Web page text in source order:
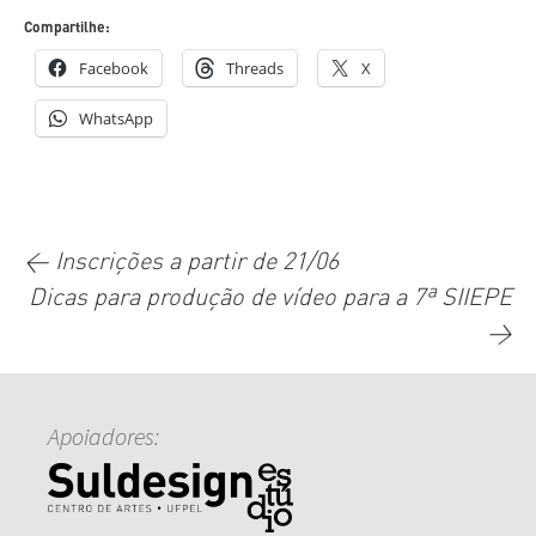
Compartilhe:
Facebook Threads X
WhatsApp
Navegação
posts
← Inscrições a partir de 21/06
Dicas para produção de vídeo para a 7ª SIIEPE
→
Apoiadores: